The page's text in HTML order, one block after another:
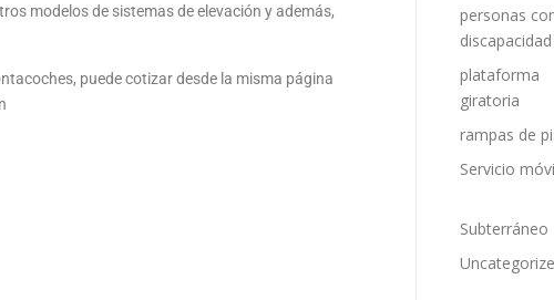
modelos de sistemas de elevación y además,
puede cotizar desde la misma página
personas
discapacidad
plataforma
giratoria
rampas de
Servicio
Subterráneo